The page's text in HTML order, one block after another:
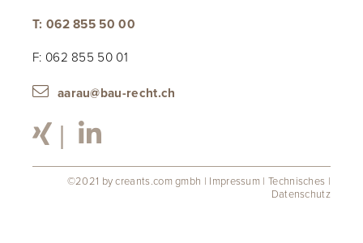
T: 062 855 50 00
F: 062 855 50 01
aarau@bau-recht.ch
 | 
©2021 by creants.com gmbh | Impressum | Technisches |
Datenschutz